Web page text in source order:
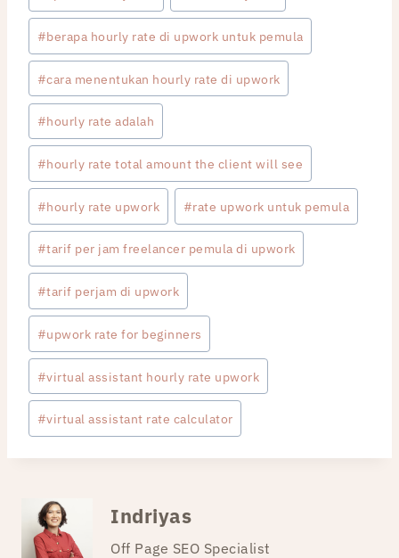
Tags:
#berapa hourly rate di upwork untuk pemula
#cara menentukan hourly rate di upwork
#hourly rate adalah
#hourly rate total amount the client will see
#hourly rate upwork #rate upwork untuk pemula
#tarif per jam freelancer pemula di upwork
#tarif perjam di upwork
#upwork rate for beginners
#virtual assistant hourly rate upwork
#virtual assistant rate calculator
Indriyas
Off Page SEO Specialist